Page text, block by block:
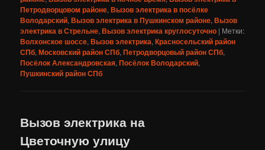
Петродворцовом районе,Вызов электрика в посёлке
Володарский,Вызов электрика в Пушкинском районе,Вызов
электрика в Стрельне,Вызов электрика круглосуточно | Метки:
Волхонское шоссе,Вызов электрика,Красносельский район
СПб,Московский район СПб,Петродворцовый район СПб,
Посёлок Александровская,Посёлок Володарский,
Пушкинский район СПб
Вызов электрика на
Цветочную улицу